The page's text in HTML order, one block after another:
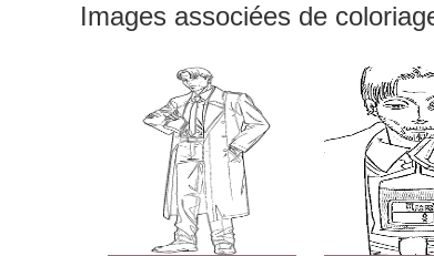
Images associées de